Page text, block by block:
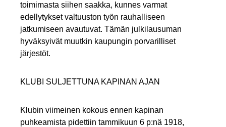
toimimasta siihen saakka, kunnes varmat
edellytykset valtuuston työn rauhalliseen
jatkumiseen avautuvat. Tämän julkilausuman
hyväksyivät muutkin kaupungin porvarilliset
järjestöt.
KLUBI SULJETTUNA KAPINAN AJAN
Klubin viimeinen kokous ennen kapinan
puhkeamista pidettiin tammikuun 6 p:nä 1918,